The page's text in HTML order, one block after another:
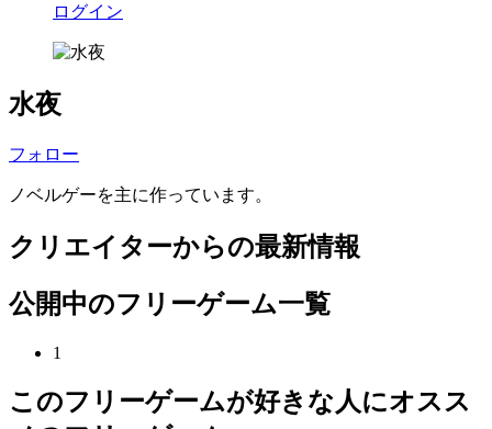
ログイン
水夜
フォロー
ノベルゲーを主に作っています。
クリエイターからの最新情報
公開中のフリーゲーム一覧
1
このフリーゲームが好きな人にオスス